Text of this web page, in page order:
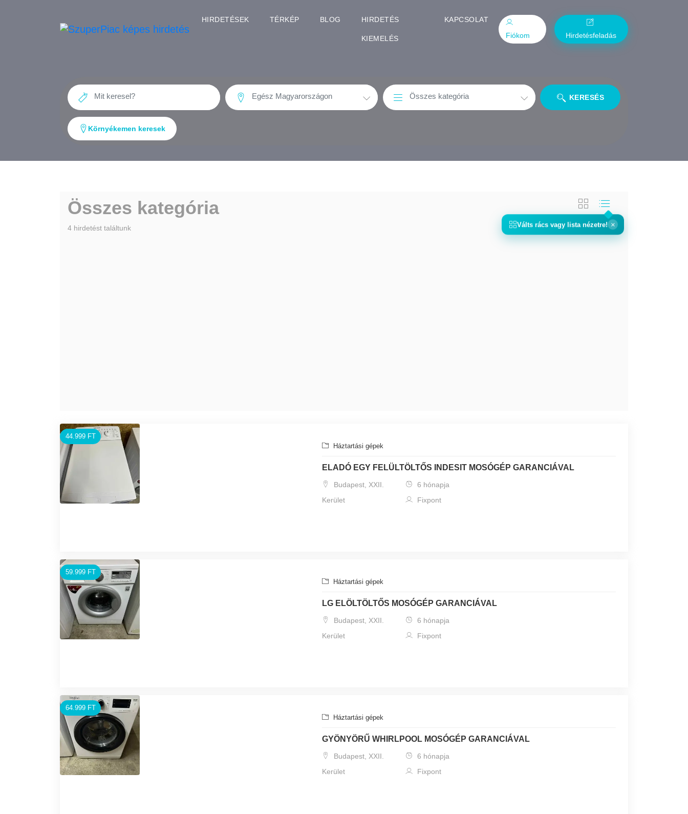
HIRDETÉSEK TÉRKÉP BLOG HIRDETÉS
KIEMELÉS
KAPCSOLAT
Fiókom
Hirdetésfeladás
KERESÉS
Környékemen keresek
Összes kategória
4 hirdetést találtunk Válts rács vagy listanézetre! ×
44.999 FT
Háztartási gépek
ELADÓ EGY FELÜLTÖLTŐS INDESIT MOSÓGÉP GARANCIÁVAL
Budapest, XXII.
Kerület
6 hónapja
Fixpont
59.999 FT
Háztartási gépek
LG ELÖLTÖLTŐS MOSÓGÉP GARANCIÁVAL
Budapest, XXII.
Kerület
6 hónapja
Fixpont
64.999 FT
Háztartási gépek
GYÖNYÖRŰ WHIRLPOOL MOSÓGÉP GARANCIÁVAL
Budapest, XXII.
Kerület
6 hónapja
Fixpont